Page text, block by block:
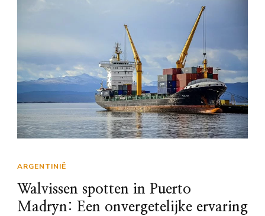
ARGENTINIË
Walvissen spotten in Puerto
Madryn: Een onvergetelijke ervaring